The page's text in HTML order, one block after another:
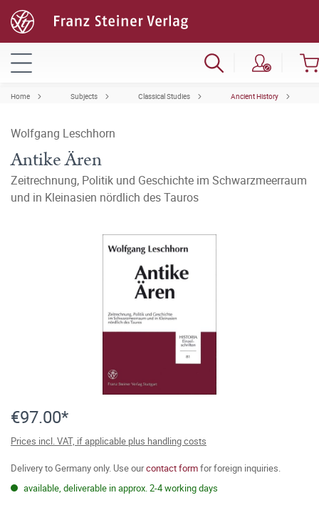
Home Subjects Classical Studies Ancient History
Wolfgang Leschhorn
Antike Ären
Zeitrechnung, Politik und Geschichte im Schwarzmeerraum
und in Kleinasien nördlich des Tauros
€97.00*
Prices incl. VAT, if applicable plus handling costs
Delivery to Germany only. Use ourcontact formfor foreign inquiries.
available, deliverable in approx. 2-4 working days